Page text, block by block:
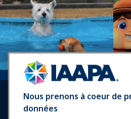
Nous prenons à coeur de
données